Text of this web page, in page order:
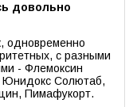
довольно
одновременно
с разными
- Флемоксин
Солютаб,
Пимафукорт.